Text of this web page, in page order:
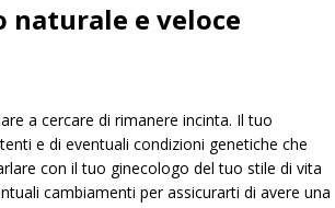
naturale e veloce
a cercare di rimanere incinta. Il tuo
e di eventuali condizioni genetiche che
con il tuo ginecologo del tuo stile di vita
cambiamenti per assicurarti di avere una